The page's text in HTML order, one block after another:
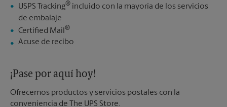
USPS Tracking® incluido con la mayoría de los servicios
de embalaje
Certified Mail ®
Acuse de recibo
¡Pase por aquí hoy!
Ofrecemos productos y servicios postales con la
conveniencia de The UPS Store.